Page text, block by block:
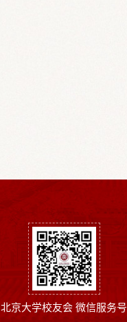
北京大学校友会 微信服务号